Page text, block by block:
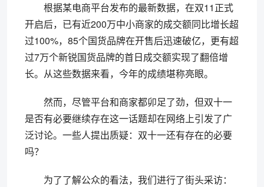
根据某电商平台发布的最新数据，在双11正式
开启后，已有近200万中小商家的成交额同比增长超
过100%，85个国货品牌在开售后迅速破亿，更有超
过7万个新锐国货品牌的首日成交额实现了翻倍增
长。从这些数据来看，今年的成绩堪称亮眼。
然而，尽管平台和商家都卯足了劲，但双十一
是否有必要继续存在这一话题却在网络上引发了广
泛讨论。一些人提出质疑：双十一还有存在的必要
吗？
为了了解公众的看法，我们进行了街头采访：